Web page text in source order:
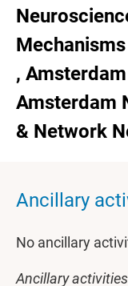
Mechanisms
,
Amsterdam
& Network
Ancillary
No ancillary
Ancillary